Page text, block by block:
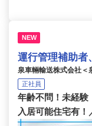
NEW
運行管理補助者
泉車輛輸送株式会社＜
正社員
年齢不問！未経験
入居可能住宅有